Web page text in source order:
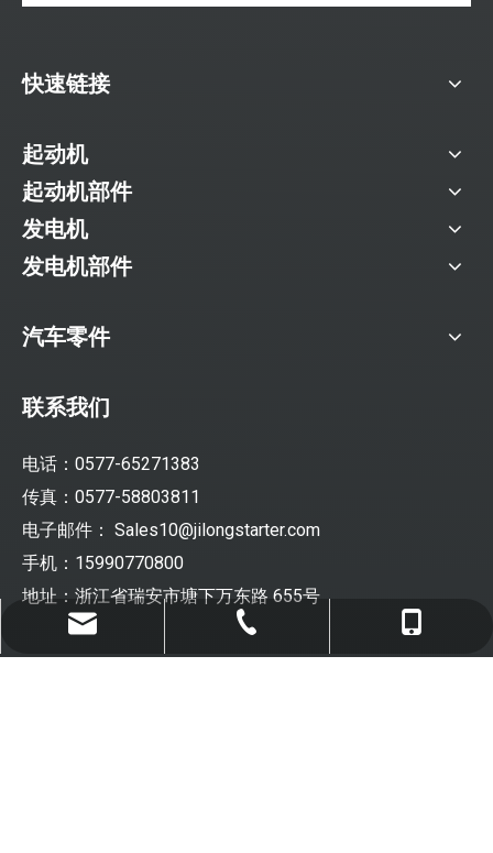
Sales10@jilongstarter.com
0577-65271383
15990770800
快速链接
起动机
起动机部件
发电机
发电机部件
汽车零件
联系我们
电话：0577-65271383
传真：0577-58803811
电子邮件： Sales10@jilongstarter.com
手机：15990770800
地址：浙江省瑞安市塘下万东路 655号